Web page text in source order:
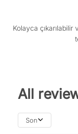
Kolayca çıkarılabilir
All
Son